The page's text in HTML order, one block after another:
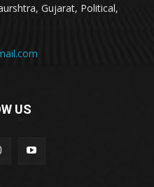
Gujarat, Political,
US